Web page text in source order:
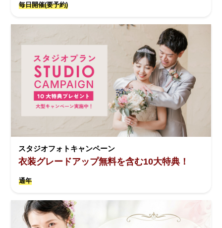
毎日開催(要予約)
スタジオフォトキャンペーン
衣装グレードアップ無料を含む10大特典！
通年